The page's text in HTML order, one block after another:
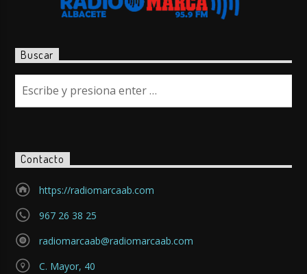
Buscar
Contacto
https://radiomarcaab.com
967 26 38 25
radiomarcaab@radiomarcaab.com
C. Mayor, 40